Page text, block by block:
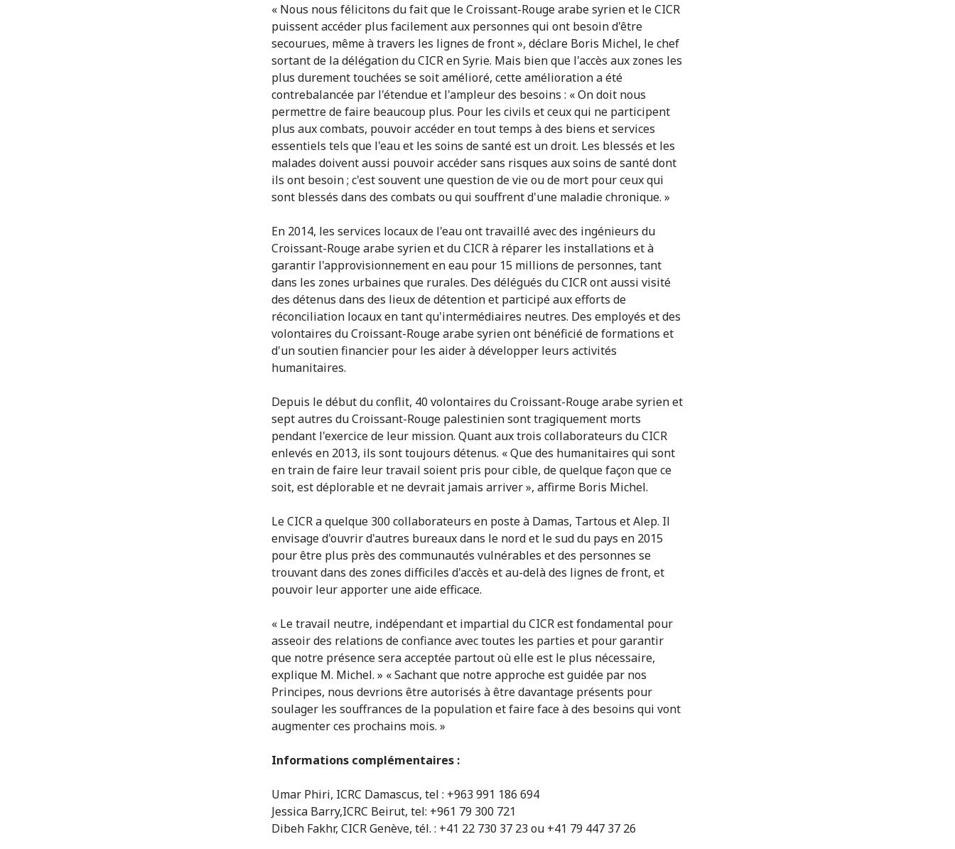
« Nous nous félicitons du fait que le Croissant-Rouge arabe syrien et le CICR
puissent accéder plus facilement aux personnes qui ont besoin d'être
secourues, même à travers les lignes de front », déclare Boris Michel, le chef
sortant de la délégation du CICR en Syrie. Mais bien que l'accès aux zones les
plus durement touchées se soit amélioré, cette amélioration a été
contrebalancée par l'étendue et l'ampleur des besoins : « On doit nous
permettre de faire beaucoup plus. Pour les civils et ceux qui ne participent
plus aux combats, pouvoir accéder en tout temps à des biens et services
essentiels tels que l'eau et les soins de santé est un droit. Les blessés et les
malades doivent aussi pouvoir accéder sans risques aux soins de santé dont
ils ont besoin ; c'est souvent une question de vie ou de mort pour ceux qui
sont blessés dans des combats ou qui souffrent d'une maladie chronique. »
En 2014, les services locaux de l'eau ont travaillé avec des ingénieurs du
Croissant-Rouge arabe syrien et du CICR à réparer les installations et à
garantir l'approvisionnement en eau pour 15 millions de personnes, tant
dans les zones urbaines que rurales. Des délégués du CICR ont aussi visité
des détenus dans des lieux de détention et participé aux efforts de
réconciliation locaux en tant qu'intermédiaires neutres. Des employés et des
volontaires du Croissant-Rouge arabe syrien ont bénéficié de formations et
d'un soutien financier pour les aider à développer leurs activités
humanitaires.
Depuis le début du conflit, 40 volontaires du Croissant-Rouge arabe syrien et
sept autres du Croissant-Rouge palestinien sont tragiquement morts
pendant l'exercice de leur mission. Quant aux trois collaborateurs du CICR
enlevés en 2013, ils sont toujours détenus. « Que des humanitaires qui sont
en train de faire leur travail soient pris pour cible, de quelque façon que ce
soit, est déplorable et ne devrait jamais arriver », affirme Boris Michel.
Le CICR a quelque 300 collaborateurs en poste à Damas, Tartous et Alep. Il
envisage d'ouvrir d'autres bureaux dans le nord et le sud du pays en 2015
pour être plus près des communautés vulnérables et des personnes se
trouvant dans des zones difficiles d'accès et au-delà des lignes de front, et
pouvoir leur apporter une aide efficace.
« Le travail neutre, indépendant et impartial du CICR est fondamental pour
asseoir des relations de confiance avec toutes les parties et pour garantir
que notre présence sera acceptée partout où elle est le plus nécessaire,
explique M. Michel. » « Sachant que notre approche est guidée par nos
Principes, nous devrions être autorisés à être davantage présents pour
soulager les souffrances de la population et faire face à des besoins qui vont
augmenter ces prochains mois. »
Informations complémentaires :
Umar Phiri, ICRC Damascus, tel : +963 991 186 694
Jessica Barry,ICRC Beirut, tel: +961 79 300 721
Dibeh Fakhr, CICR Genève, tél. : +41 22 730 37 23 ou +41 79 447 37 26